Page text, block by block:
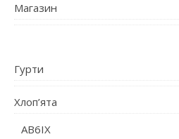
Магазин
Гурти
Хлоп’ята
AB6IX